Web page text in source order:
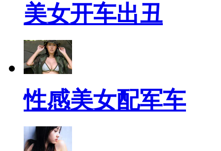
美女开车出丑
性感美女配军车